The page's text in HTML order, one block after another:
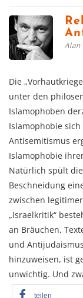
Alan
Die
unter den
Islamophoben
Islamophobie
Antisemitismus
Islamophobie
Natürlich spült
Beschneidung
zwischen
„Israelkritik“
an Bräuchen,
und
hinzuweisen, ist
unwichtig. Und
teilen